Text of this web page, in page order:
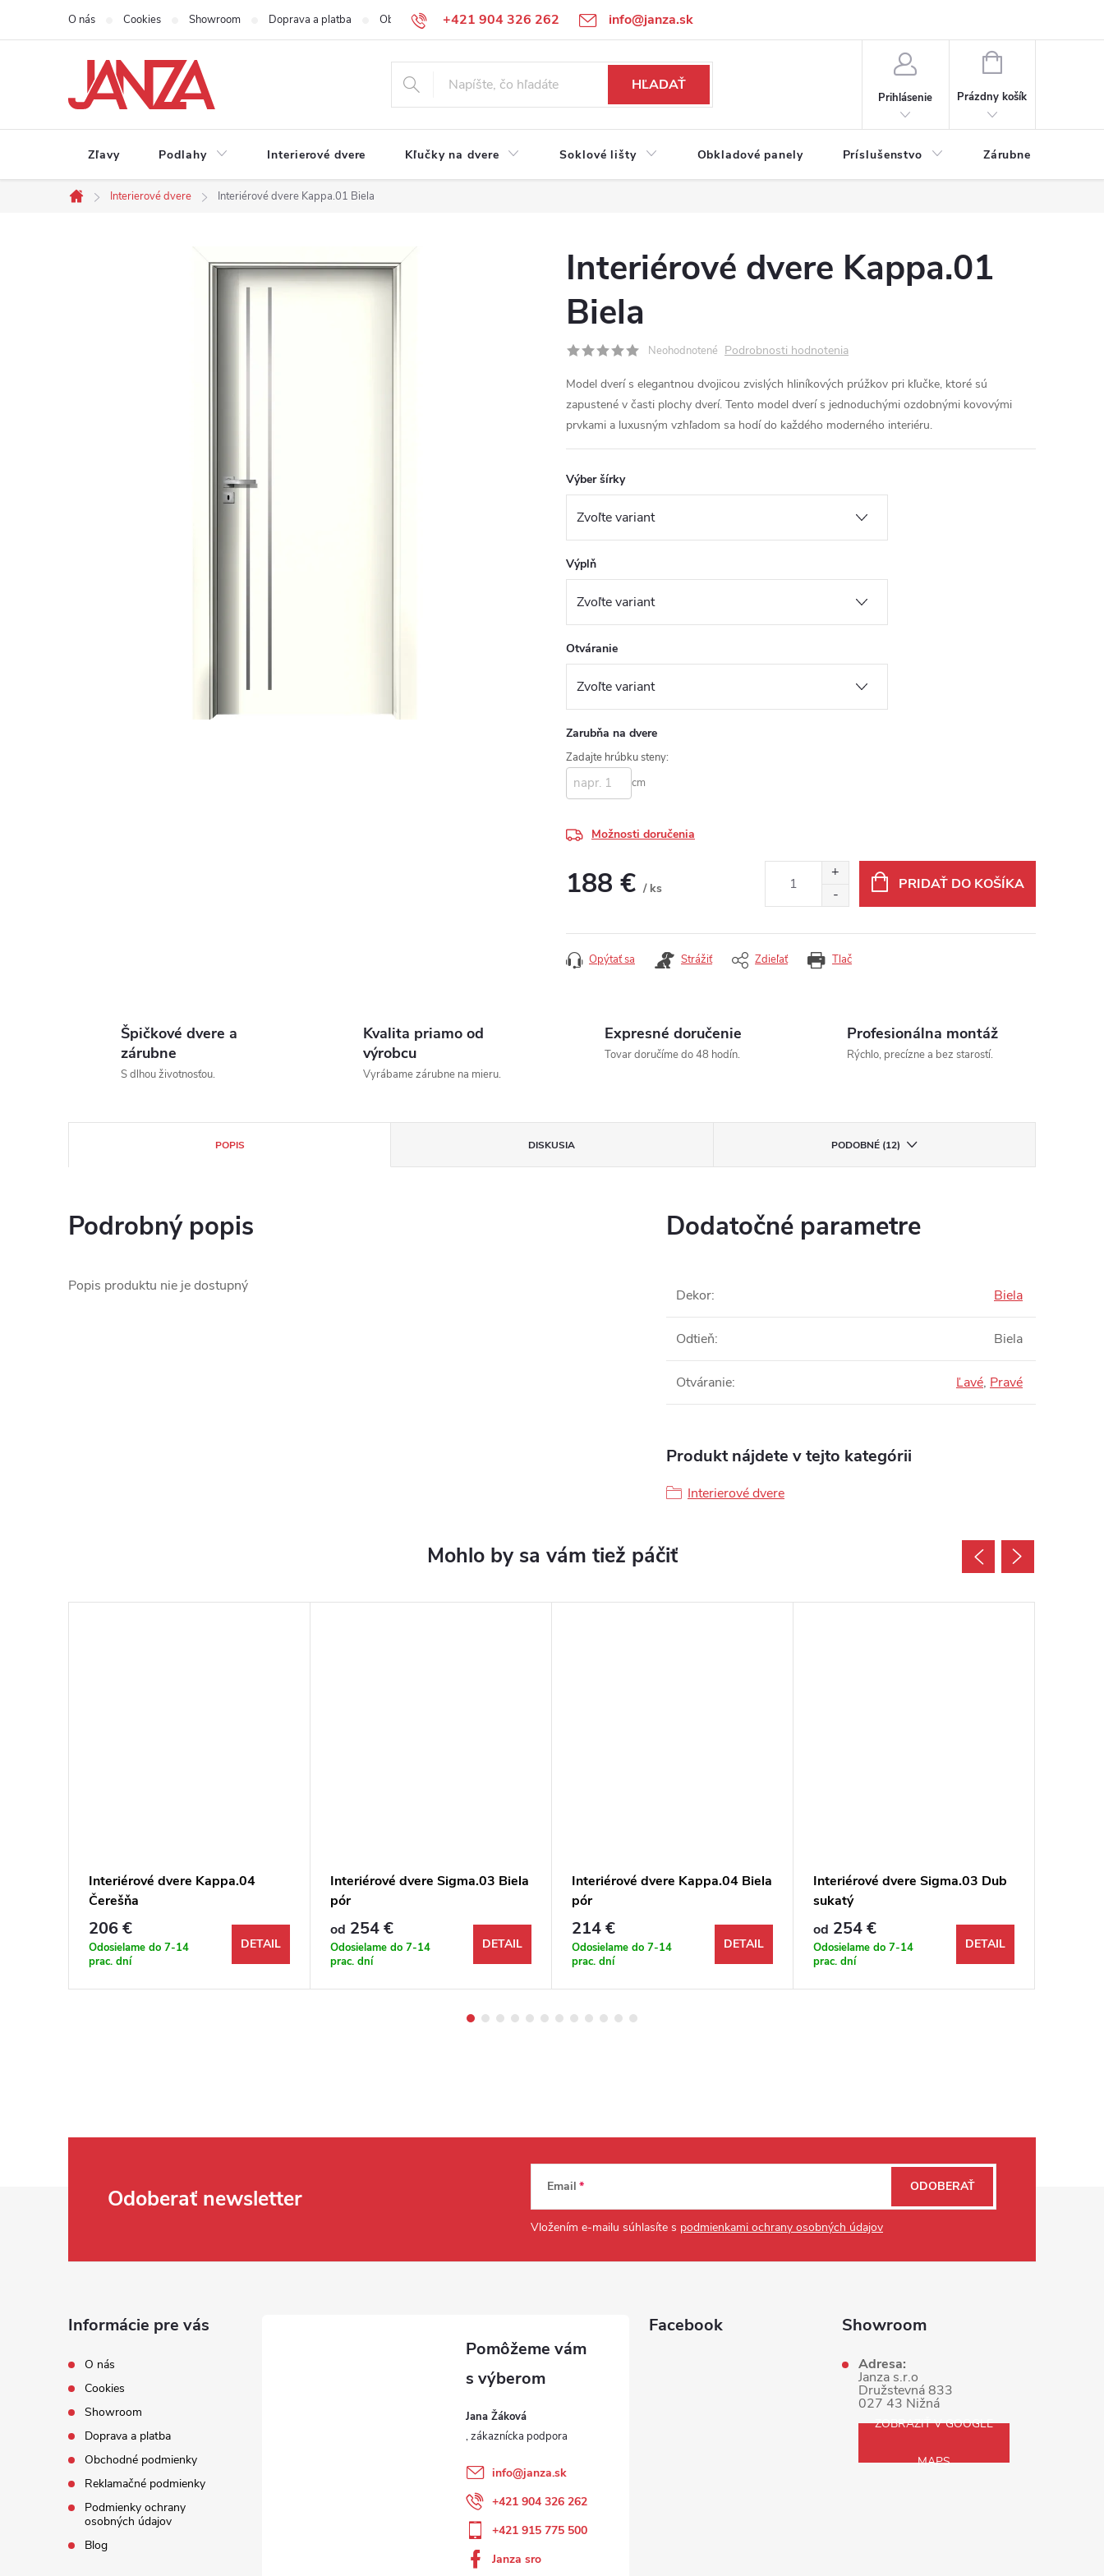
Prejsť na obsah +421 904 326 262 info@janza.sk
O nás Cookies Showroom Doprava a platba Obchodné podmienky Reklamačné podmienky Podmienky ochrany osobných údajov
HĽADAŤ
Prihlásenie
NÁKUPNÝ KOŠÍK
Prázdny košík
Zľavy Podlahy Interierové dvere Kľučky na dvere Soklové lišty Obkladové panely Príslušenstvo Zárubne
Domov
Interierové dvere Interiérové dvere Kappa.01 Biela
Interiérové dvere Kappa.01
Biela
Neohodnotené Podrobnosti hodnotenia
Model dverí s elegantnou dvojicou zvislých hliníkových prúžkov pri kľučke, ktoré sú
zapustené v časti plochy dverí. Tento model dverí s jednoduchými ozdobnými kovovými
prvkami a luxusným vzhľadom sa hodí do každého moderného interiéru.
Výber šírky
Výplň
Otváranie
Zarubňa na dvere
Zadajte hrúbku steny:
cm
Možnosti doručenia
188 € / ks
PRIDAŤ DO KOŠÍKA
Tlač
Opýtať sa Strážiť Zdieľať
Špičkové dvere a
zárubne
S dlhou životnosťou.
Kvalita priamo od
výrobcu
Vyrábame zárubne na mieru.
Expresné doručenie
Tovar doručíme do 48 hodín.
Profesionálna montáž
Rýchlo, precízne a bez starostí.
POPIS DISKUSIA PODOBNÉ (12)
Podrobný popis
Popis produktu nie je dostupný
Dodatočné parametre
Dekor: Biela
Odtieň: Biela
Otváranie: Ľavé, Pravé
Produkt nájdete v tejto kategórii
Interierové dvere
Interiérové dvere Kappa.04
Čerešňa
206 €
Odosielame do 7-14
prac. dní
DETAIL
Interiérové dvere Sigma.03 Biela
pór
od 254 €
Odosielame do 7-14
prac. dní
DETAIL
Interiérové dvere Kappa.04 Biela
pór
214 €
Odosielame do 7-14
prac. dní
DETAIL
Interiérové dvere Sigma.03 Dub
sukatý
od 254 €
Odosielame do 7-14
prac. dní
DETAIL
Odoberať newsletter Email
Vložením e-mailu súhlasíte s podmienkami ochrany osobných údajov
ODOBERAŤ
Informácie pre vás
O nás
Cookies
Showroom
Doprava a platba
Obchodné podmienky
Reklamačné podmienky
Podmienky ochrany
osobných údajov
Blog
Jana Žáková
info@janza.sk
+421 904 326 262
+421 915 775 500
Janza sro
Facebook Showroom
Adresa:
Janza s.r.o
Družstevná 833
027 43 Nižná
ZOBRAZIŤ V GOOGLE
MAPS